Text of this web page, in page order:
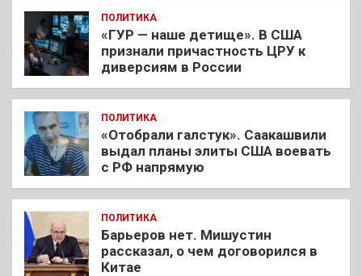
ПОЛИТИКА
«ГУР — наше детище». В США
признали причастность ЦРУ к
диверсиям в России
ПОЛИТИКА
«Отобрали галстук». Саакашвили
выдал планы элиты США воевать
с РФ напрямую
ПОЛИТИКА
Барьеров нет. Мишустин
рассказал, о чем договорился в
Китае